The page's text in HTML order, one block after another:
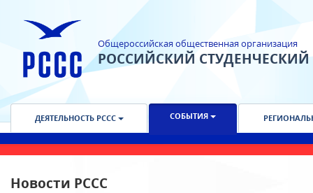
Общероссийская общественная организация
РОССИЙСКИЙ
ДЕЯТЕЛЬНОСТЬ РССС СОБЫТИЯ
Новости РССС